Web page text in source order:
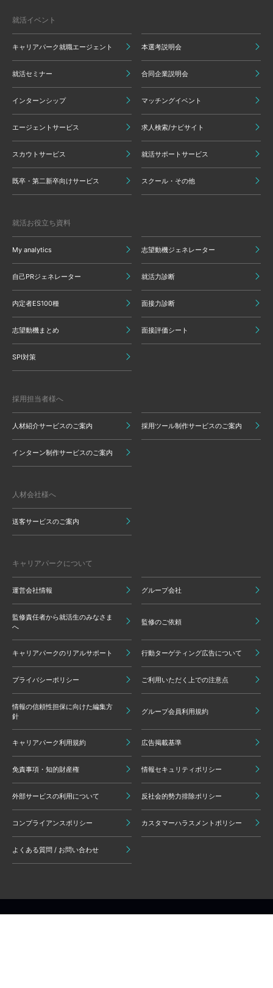
就活イベント
キャリアパーク就職エージェント 本選考説明会
就活セミナー 合同企業説明会
インターンシップ マッチングイベント
エージェントサービス 求人検索/ナビサイト
スカウトサービス 就活サポートサービス
既卒・第二新卒向けサービス スクール・その他
就活お役立ち資料
My analytics 志望動機ジェネレーター
自己PRジェネレーター 就活力診断
内定者ES100種 面接力診断
志望動機まとめ 面接評価シート
SPI対策
採用担当者様へ
人材紹介サービスのご案内 採用ツール制作サービスのご案内
インターン制作サービスのご案内
人材会社様へ
送客サービスのご案内
キャリアパークについて
運営会社情報 グループ会社
監修責任者から就活生のみなさま
へ
監修のご依頼
キャリアパークのリアルサポート 行動ターゲティング広告について
プライバシーポリシー ご利用いただく上での注意点
情報の信頼性担保に向けた編集方
針
グループ会員利用規約
キャリアパーク利用規約 広告掲載基準
免責事項・知的財産権 情報セキュリティポリシー
外部サービスの利用について 反社会的勢力排除ポリシー
コンプライアンスポリシー カスタマーハラスメントポリシー
よくある質問 / お問い合わせ